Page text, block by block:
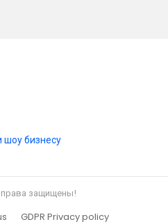
шоу бизнесу
защищены!
GDPR Privacy policy